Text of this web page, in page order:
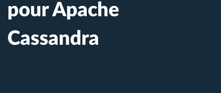
pour Apache
Cassandra